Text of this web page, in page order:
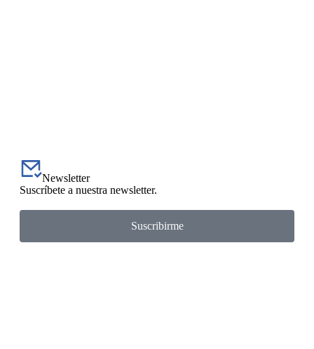
Newsletter
Suscríbete a nuestra newsletter.
Suscribirme